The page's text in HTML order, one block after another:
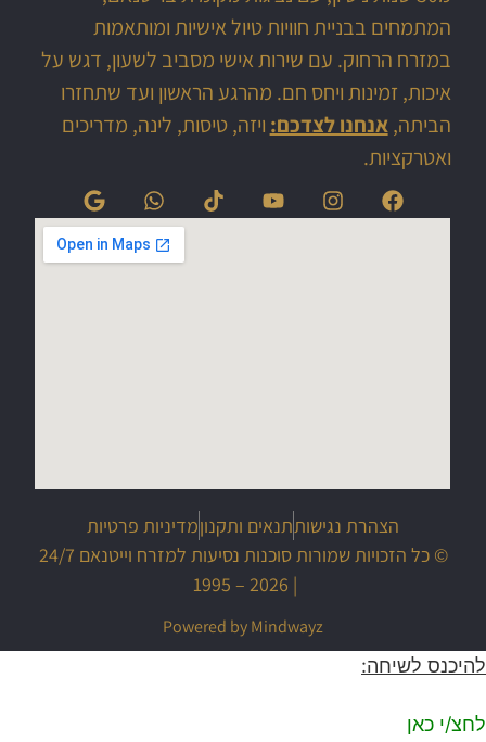
המתמחים בבניית חוויות טיול אישיות ומותאמות
במזרח הרחוק. עם שירות אישי מסביב לשעון, דגש על
איכות, זמינות ויחס חם. מהרגע הראשון ועד שתחזרו
הביתה,אנחנו לצדכם: ויזה, טיסות, לינה, מדריכים
ואטרקציות.
הצהרת נגישותתנאים ותקנוןמדיניות פרטיות
© כל הזכויות שמורות סוכנות נסיעות למזרח וייטנאם 24/7
| 2026 – 1995
Powered by Mindwayz
להיכנס לשיחה:
לחצ/י כאן